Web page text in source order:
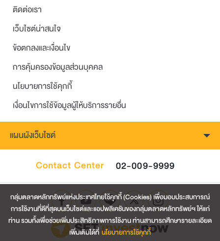
ติดต่อเรา
เว็บไซต์น่าสนใจ
ข้อตกลงและเงื่อนไข
การคุ้มครองข้อมูลส่วนบุคคล
นโยบายการใช้คุกกี้
เงื่อนไขการใช้ข้อมูลผู้ให้บริการรายอื่น
แผนผังเว็บไซต์
Contact Center 02-009-9999
กลุ่มตลาดหลักทรัพย์แห่งประเทศไทยใช้คุกกี้ (Cookies) เพื่อมอบประสบการณ์
การใช้งานที่ดีที่สุดบนเว็บไซต์และแอปพลิเคชันของกลุ่มตลาดหลักทรัพย์ฯ ให้แก่
ท่าน รวมทั้งเพื่อช่วยเพิ่มประสิทธิภาพการใช้งาน ท่านสามารถศึกษารายละเอียด
เพิ่มเติมได้ที่ นโยบายการใช้คุกกี้